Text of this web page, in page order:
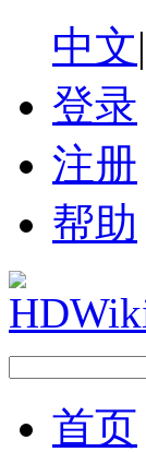
中文|
登录
注册
帮助
首页